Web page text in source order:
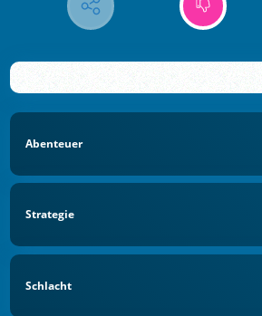
Abenteuer
Strategie
Schlacht